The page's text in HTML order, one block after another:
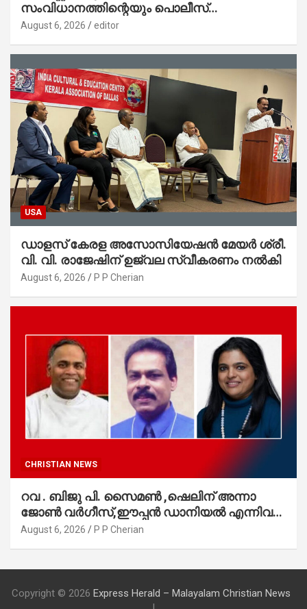
സംവിധാനത്തിന്റെയും പൊലീസ്
സ്റ്റേഷനുകളുടെയും മുഖഛായ മാറുകയാണ് :
August 6, 2026 editor
USA
ഡാളസ് കേരള അസോസിയേഷൻ മേയർ ശ്രീ.
വി. വി. രാജേഷിന് ഉജ്വല സ്വീകരണം നൽകി
August 6, 2026 P P Cherian
CHRISTIAN NEWS
റവ . ബിജു പി. സൈമൺ ,ഷെലിന് അന്നാ
ജോൺ വർഗീസ്,ഈപ്പൻ ഡാനിയൽ എന്നിവർ
മാർത്തോമാ സഭാ കൗൺസിലിലേക്കു
August 6, 2026 P P Cherian
Copyright © 2026 Express Herald – Malayalam Christian News